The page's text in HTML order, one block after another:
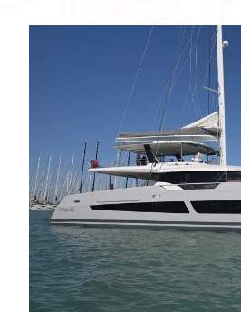
NÚMERO DE CAMAS
De 6 a 8 plazas
NÚMERO DE BAÑOS
De 2 a 4 cuartos
de baño
De
de
NÚMERO DE PAX
8 10
NÚMERO DE PAX